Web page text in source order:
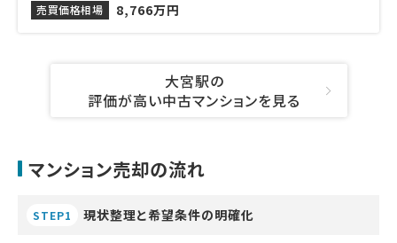
売買価格相場
8,766万円
大宮駅の
評価が高い中古マンションを見る
マンション売却の流れ
STEP1 現状整理と希望条件の明確化